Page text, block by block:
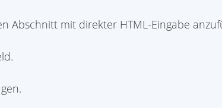
Abschnitt mit direkter HTML-Eingabe